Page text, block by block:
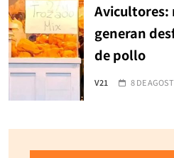
Avicultores:
generan
de pollo
V21 8 DE